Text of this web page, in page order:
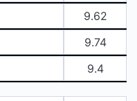
9.62
9.74
9.4